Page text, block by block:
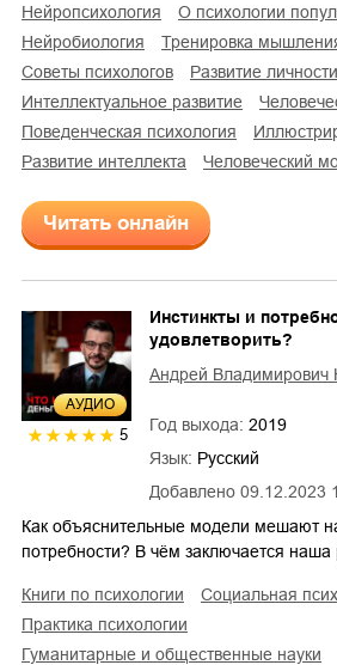
нейропсихология
о психологии
нейробиология
тренировка
советы психологов
развитие личности
интеллектуальное развитие
поведенческая психология
развитие интеллекта
человеческий
Читать онлайн
AУДИО
5
Добавлено 09.12.2023
Инстинкты и
удовлетворить?
Андрей Владимирович
Год выхода: 2019
Язык: Русский
Как объяснительные модели мешают
потребности? В чём заключается наша
книги по психологии
социальная
практика психологии
гуманитарные и общественные науки